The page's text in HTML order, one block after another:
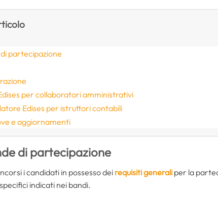
partecipazione
per collaboratori amministrativi
Edises per istruttori contabili
e aggiornamenti
di partecipazione
i candidati in possesso dei requisiti generali per la
indicati nei bandi.